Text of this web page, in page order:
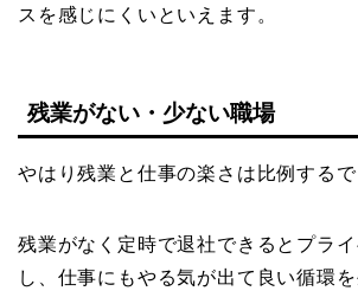
スを感じにくいといえます。
残業がない・少ない職場
やはり残業と仕事の楽さは比例するで
残業がなく定時で退社できるとプラ
し、仕事にもやる気が出て良い循環を